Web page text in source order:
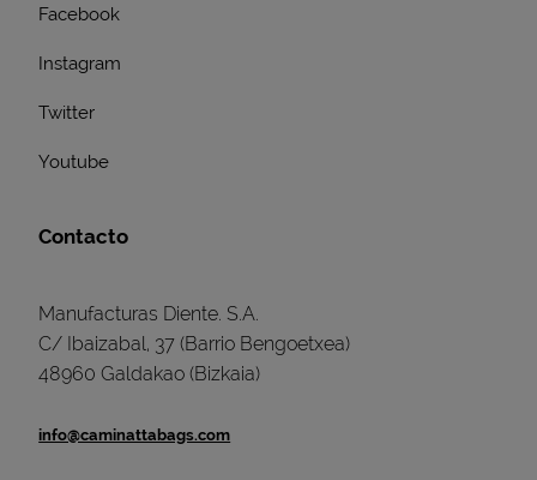
Facebook
Instagram
Twitter
Youtube
Contacto
Manufacturas Diente. S.A.
C/ Ibaizabal, 37 (Barrio Bengoetxea)
48960 Galdakao (Bizkaia)
info@caminattabags.com